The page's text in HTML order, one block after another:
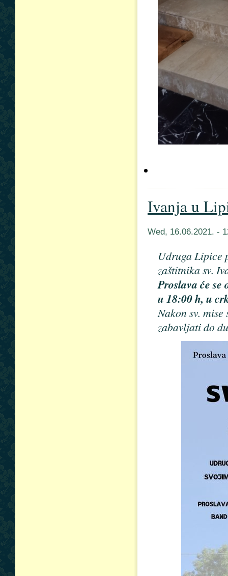
Ivanja u
Wed, 16.06.2021. -
Udruga Lipice
zaštitnika sv.
Proslava će se
u 18:00 h, u
Nakon sv.
zabavljati do